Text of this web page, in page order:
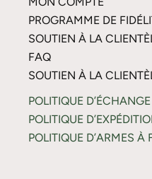
PROGRAMME DE
SOUTIEN À LA
FAQ
SOUTIEN À LA
POLITIQUE
POLITIQUE
POLITIQUE D’ARMES À